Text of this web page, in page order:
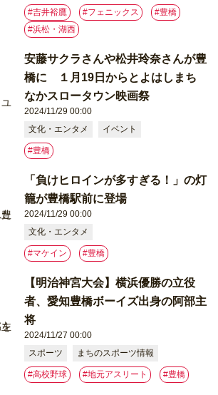
#吉井裕鷹 #フェニックス
#豊橋
#浜松・湖西
安藤サクラさんや松井玲奈さんが豊
橋に １月19日からとよはしまち
なかスロータウン映画祭
2024/11/29 00:00
文化・エンタメ
イベント
#豊橋
「負けヒロインが多すぎる！」の灯
籠が豊橋駅前に登場
2024/11/29 00:00
文化・エンタメ
#マケイン #豊橋
【明治神宮大会】横浜優勝の立役
者、愛知豊橋ボーイズ出身の阿部主
将
2024/11/27 00:00
スポーツ
まちのスポーツ情報
#高校野球 #地元アスリート #豊橋